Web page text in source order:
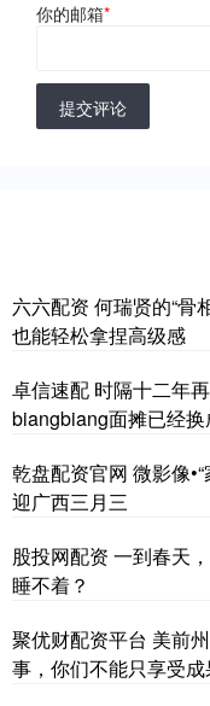
你的邮箱*
提交评论
六六配资 何瑞贤的“骨
也能轻松拿捏高级感
卓信速配 时隔十二年
biangbiang面摊已经
乾盘配资官网 微影像
迎广西三月三
股投网配资 一到春天
睡不着？
聚优财配资平台 美前
事，你们不能只享受成